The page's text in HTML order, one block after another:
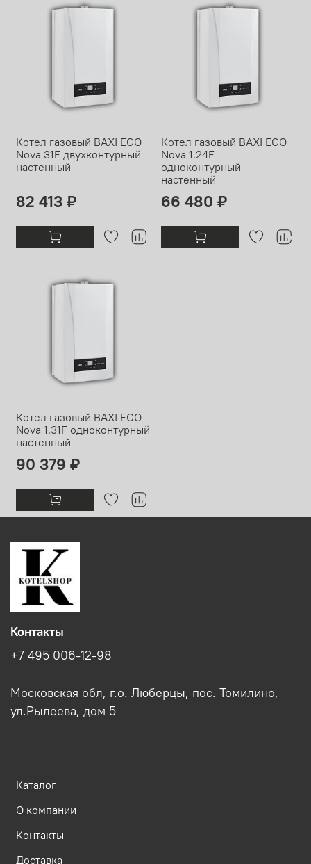
Котел газовый BAXI ECO
Nova 31F двухконтурный
настенный
82 413 ₽
Котел газовый BAXI ECO
Nova 1.24F
одноконтурный
настенный
66 480 ₽
Котел газовый BAXI ECO
Nova 1.31F одноконтурный
настенный
90 379 ₽
Каталог
О компании
Контакты
Доставка
Контакты
+7 495 006-12-98
Московская обл, г.о. Люберцы, пос. Томилино,
ул.Рылеева, дом 5